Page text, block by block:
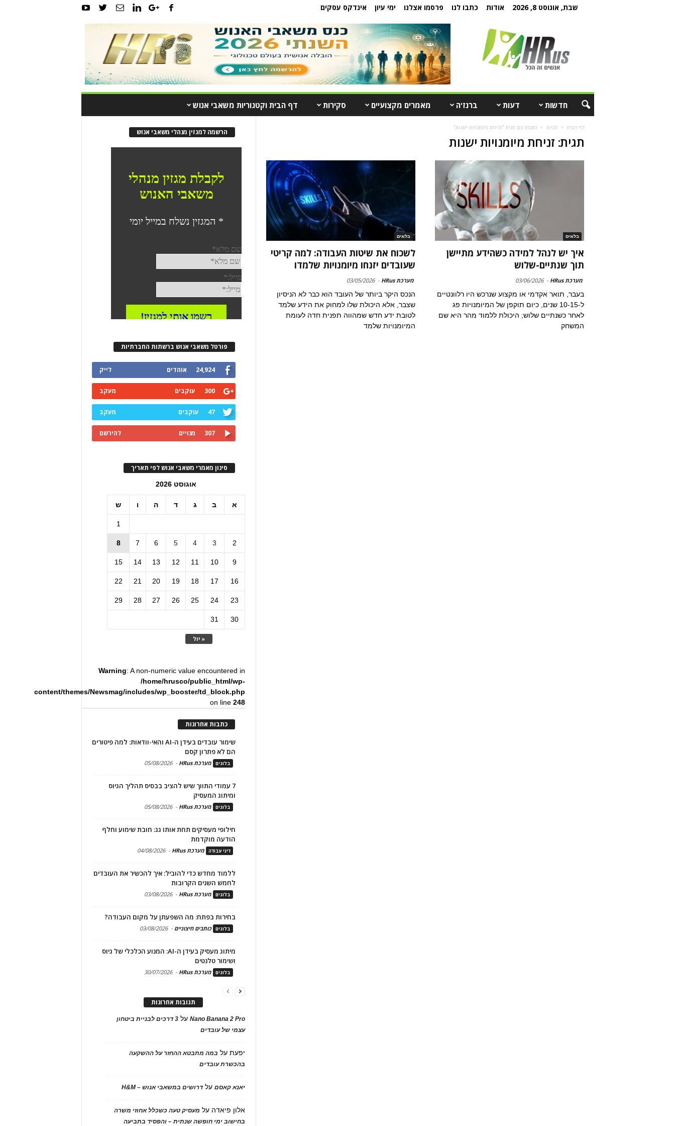
שבת, אוגוסט 8, 2026 אודות כתבו לנו פרסמו אצלנו ימי עיון אינדקס עסקים
חדשות דעות ברנז'ה מאמרים מקצועיים סקירות דף הבית וקטגוריות משאבי אנוש
דף הבית תגיות כתבות עם תגית "זניחת מיומנויות ישנות"
תגית: זניחת מיומנויות ישנות
בלוגים
איך יש לנהל למידה כשהידע מתיישן
תוך שנתיים-שלוש
מערכת HRus -
03/06/2026
בעבר, תואר אקדמי או מקצוע שנרכש היו רלוונטיים
ל-10-15 שנים, כיום תוקפן של המיומנויות פג
לאחר כשנתיים שלוש; היכולת ללמוד מהר היא שם
המשחק
בלוגים
לשכוח את שיטות העבודה: למה קריטי
שעובדים יזנחו מיומנויות שלמדו
מערכת HRus -
03/05/2026
הנכס היקר ביותר של העובד הוא כבר לא הניסיון
שצבר, אלא היכולת שלו למחוק את הידע שלמד
לטובת ידע חדש שמהווה תפנית חדה לעומת
המיומנויות שלמד
הרשמה למגזין מנהלי משאבי אנוש
פורטל משאבי אנוש ברשתות החברתיות
24,924 אוהדים לייק
300 עוקבים מעקב
47 עוקבים מעקב
307 מנויים להירשם
סינון מאמרי משאבי אנוש לפי תאריך
אוגוסט 2026
א ב ג ד ה ו ש
« יול
1
2
3
4
5
6
7
8
9
10
11
12
13
14
15
16
17
18
19
20
21
22
23
24
25
26
27
28
29
30
31
Warning: A non-numeric value encountered in
/home/hrusco/public_html/wp-
content/themes/Newsmag/includes/wp_booster/td_block.php
on line248
כתבות אחרונות
שימור עובדים בעידן ה-AI והאי-וודאות: למה פיטורים
הם לא פתרון קסם
בלוגים מערכת HRus -
05/08/2026
7 עמודי התווך שיש להציב בבסיס תהליך הגיוס
ומיתוג המעסיק
בלוגים מערכת HRus -
05/08/2026
חילופי מעסיקים תחת אותו גג: חובת שימוע וחלף
הודעה מוקדמת
דיני עבודה מערכת HRus -
04/08/2026
ללמוד מחדש כדי להוביל: איך להכשיר את העובדים
לחמש השנים הקרובות
בלוגים מערכת HRus -
03/08/2026
בחירות בפתח: מה השפעתן על מקום העבודה?
בלוגים כותבים חיצוניים -
03/08/2026
מיתוג מעסיק בעידן ה-AI: המנוע הכלכלי של גיוס
ושימור טלנטים
בלוגים מערכת HRus -
30/07/2026
תגובות אחרונות
Nano Banana 2 Proעל
3 דרכים לבניית ביטחון
עצמי של עובדים
יפעתעל במה מתבטא ההחזר על ההשקעה
בהכשרת עובדים
יאנא קאסםעלדרושים במשאבי אנוש – H&M
אלון פיאדה על מעסיק טעה כשכלל אחוזי משרה
בחישוב ימי חופשה שנתית – והפסיד בתביעה